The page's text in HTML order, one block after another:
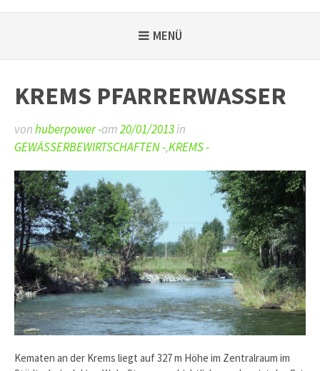
MENÜ
KREMS PFARRERWASSER
vonhuberpower -am20/01/2013in
GEWÄSSERBEWIRTSCHAFTEN -,KREMS -
Kematen an der Krems liegt auf 327 m Höhe im Zentralraum im